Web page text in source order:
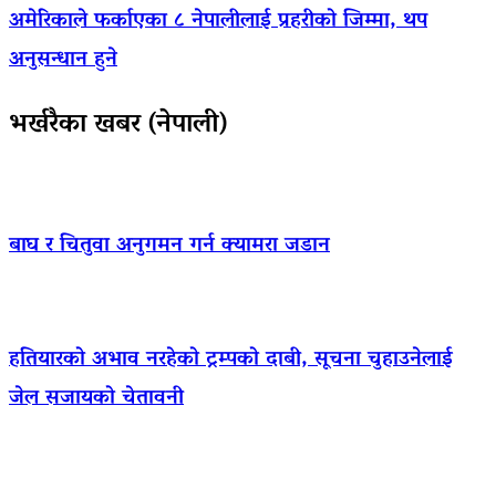
अमेरिकाले फर्काएका ८ नेपालीलाई प्रहरीको जिम्मा, थप
अनुसन्धान हुने
भर्खरैका खबर (नेपाली)
बाघ र चितुवा अनुगमन गर्न क्यामरा जडान
हतियारको अभाव नरहेको ट्रम्पको दाबी, सूचना चुहाउनेलाई
जेल सजायको चेतावनी